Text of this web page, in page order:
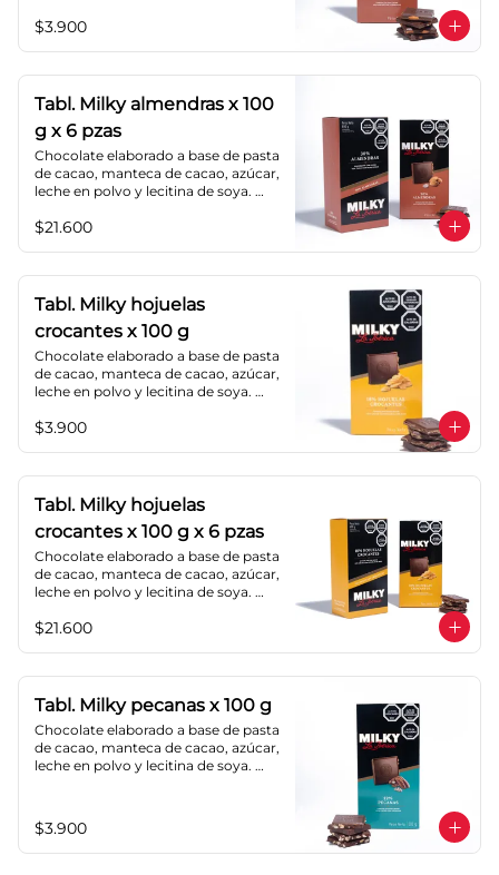
cacao: 40%.
$3.900
Tabl. Milky almendras x 100
g x 6 pzas
Chocolate elaborado a base de pasta
de cacao, manteca de cacao, azúcar,
leche en polvo y lecitina de soya.
cacao: 40%.
$21.600
Tabl. Milky hojuelas
crocantes x 100 g
Chocolate elaborado a base de pasta
de cacao, manteca de cacao, azúcar,
leche en polvo y lecitina de soya.
Porcentaje de cacao: 40%.
$3.900
Tabl. Milky hojuelas
crocantes x 100 g x 6 pzas
Chocolate elaborado a base de pasta
de cacao, manteca de cacao, azúcar,
leche en polvo y lecitina de soya.
Porcentaje de cacao: 40%.
$21.600
Tabl. Milky pecanas x 100 g
Chocolate elaborado a base de pasta
de cacao, manteca de cacao, azúcar,
leche en polvo y lecitina de soya.
$3.900